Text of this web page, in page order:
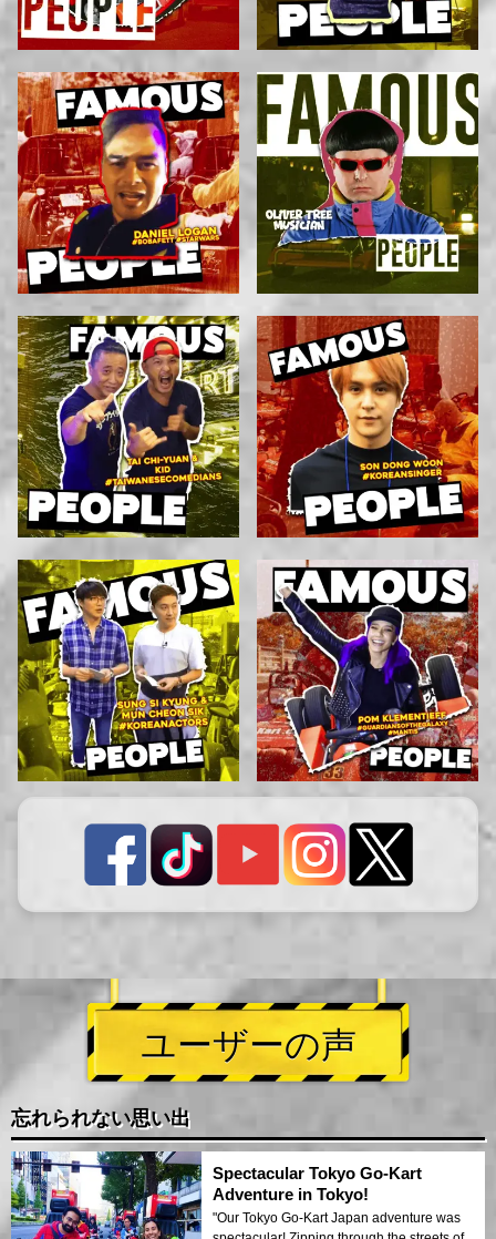
ユーザーの声
忘れられない思い出
Spectacular Tokyo Go-Kart
Adventure in Tokyo!
"Our Tokyo Go-Kart Japan adventure was